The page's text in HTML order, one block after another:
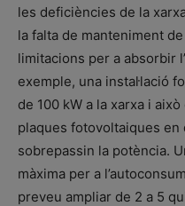
les deficiències de la
la falta de manteniment
limitacions per a absorbir
exemple, una instal·lació
de 100 kW a la xarxa i
plaques fotovoltaiques
sobrepassin la potència.
màxima per a
preveu ampliar de 2 a 5